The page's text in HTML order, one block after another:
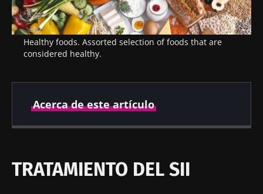
Healthy foods. Assorted selection of foods that are
considered healthy.
Acerca de este artículo
17 Octubre 2019
23 Julio 2024
TRATAMIENTO DEL SII